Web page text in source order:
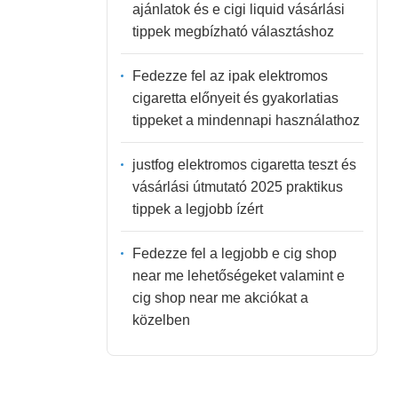
ajánlatok és e cigi liquid vásárlási
tippek megbízható választáshoz
Fedezze fel az ipak elektromos
cigaretta előnyeit és gyakorlatias
tippeket a mindennapi használathoz
justfog elektromos cigaretta teszt és
vásárlási útmutató 2025 praktikus
tippek a legjobb ízért
Fedezze fel a legjobb e cig shop
near me lehetőségeket valamint e
cig shop near me akciókat a
közelben